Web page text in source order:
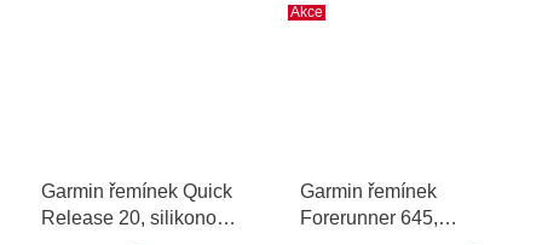
Garmin řemínek Quick
Release 20, silikonový
Akce
Garmin řemínek
Forerunner 645,